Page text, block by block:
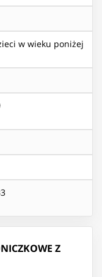
w wieku poniżej
Z